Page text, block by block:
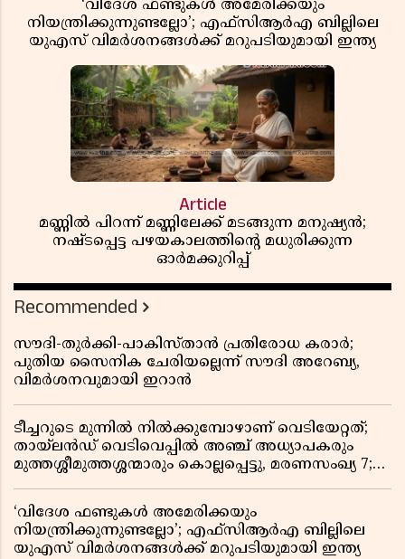
‘വിദേശ ഫണ്ടുകൾ അമേരിക്കയും
നിയന്ത്രിക്കുന്നുണ്ടല്ലോ’; എഫ്സിആർഎ ബില്ലിലെ
യുഎസ് വിമർശനങ്ങൾക്ക് മറുപടിയുമായി ഇന്ത്യ
Article
മണ്ണിൽ പിറന്ന് മണ്ണിലേക്ക് മടങ്ങുന്ന മനുഷ്യൻ;
നഷ്ടപ്പെട്ട പഴയകാലത്തിൻ്റെ മധുരിക്കുന്ന
ഓർമക്കുറിപ്പ്
Recommended
സൗദി-തുർക്കി-പാകിസ്താൻ പ്രതിരോധ കരാർ;
പുതിയ സൈനിക ചേരിയല്ലെന്ന് സൗദി അറേബ്യ,
വിമർശനവുമായി ഇറാൻ
ടീച്ചറുടെ മുന്നിൽ നിൽക്കുമ്പോഴാണ് വെടിയേറ്റത്;
തായ്‌ലൻഡ് വെടിവെപ്പിൽ അഞ്ച് അധ്യാപകരും
മുത്തശ്ശീമുത്തശ്ശന്മാരും കൊല്ലപ്പെട്ടു, മരണസംഖ്യ 7;
‘വിദേശ ഫണ്ടുകൾ അമേരിക്കയും
നിയന്ത്രിക്കുന്നുണ്ടല്ലോ’; എഫ്സിആർഎ ബില്ലിലെ
യുഎസ് വിമർശനങ്ങൾക്ക് മറുപടിയുമായി ഇന്ത്യ